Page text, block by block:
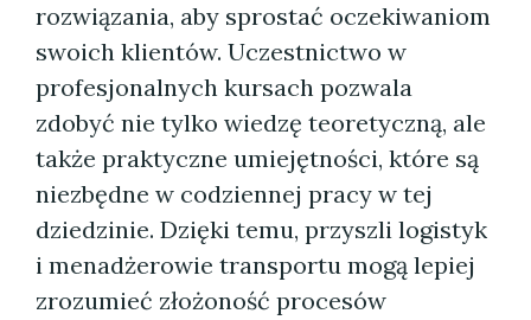
rozwiązania, aby sprostać oczekiwaniom
swoich klientów. Uczestnictwo w
profesjonalnych kursach pozwala
zdobyć nie tylko wiedzę teoretyczną, ale
także praktyczne umiejętności, które są
niezbędne w codziennej pracy w tej
dziedzinie. Dzięki temu, przyszli logistyk
i menadżerowie transportu mogą lepiej
zrozumieć złożoność procesów